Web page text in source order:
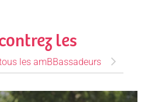
les
les amBBassadeurs